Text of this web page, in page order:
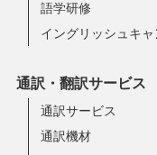
語学研修
イングリッシュキャ
通訳・翻訳サービス
通訳サービス
通訳機材